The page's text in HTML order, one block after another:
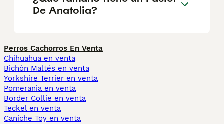
De Anatolia?
Perros Cachorros En Venta
Chihuahua en venta
Bichón Maltés en venta
Yorkshire Terrier en venta
Pomerania en venta
Border Collie en venta
Teckel en venta
Caniche Toy en venta